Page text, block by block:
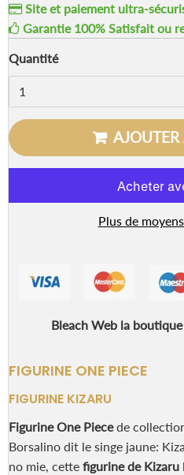
Site et paiement ultra-
Garantie 100% Satisfait ou
Quantité
AJOUTER
Plus de
Bleach Web la
FIGURINE ONE PIECE
FIGURINE KIZARU
Figurine One Piecede
Borsalino dit le singe jaune:
no mie, cette figurine de Kizaru